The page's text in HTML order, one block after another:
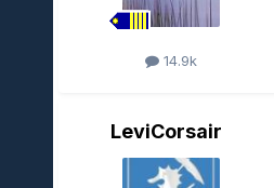
14.9k
LeviCorsair